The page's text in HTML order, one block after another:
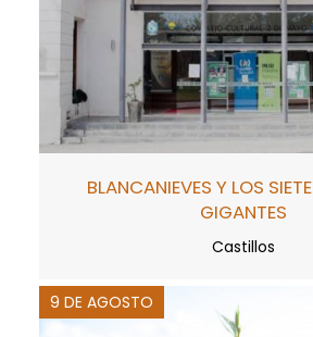
BLANCANIEVES Y LOS
GIGANTES
Castillos
9 DE AGOSTO